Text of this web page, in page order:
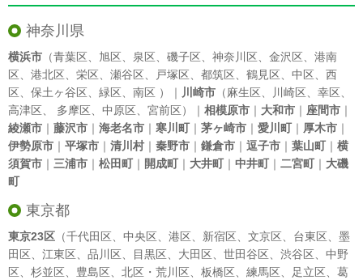
神奈川県
横浜市 （青葉区 旭区 泉区 磯子区 神奈川区 金沢区
港南
区
港北区 栄区 瀬谷区 戸塚区 都筑区 鶴見区 中区
西
区
保土ヶ谷区 緑区 南区 ）｜ 川崎市 （麻生区 川崎区 幸区
高津区
多摩区 中原区 宮前区）｜ 相模原市 ｜ 大和市 ｜ 座間市 ｜
綾瀬市 ｜ 藤沢市 ｜ 海老名市 ｜ 寒川町｜ 茅ヶ崎市 ｜ 愛川町｜ 厚木市 ｜
伊勢原市 ｜ 平塚市 ｜ 清川村｜ 秦野市 ｜ 鎌倉市 ｜ 逗子市 ｜ 葉山町｜ 横
須賀市 ｜ 三浦市 ｜ 松田町｜ 開成町｜ 大井町｜ 中井町｜ 二宮町｜ 大磯
町
東京都
東京23区 （千代田区 中央区 港区 新宿区 文京区 台東区
墨
田区
江東区 品川区 目黒区 大田区 世田谷区 渋谷区
中野
区
杉並区 豊島区 北区 ・ 荒川区 板橋区 練馬区 足立区
葛